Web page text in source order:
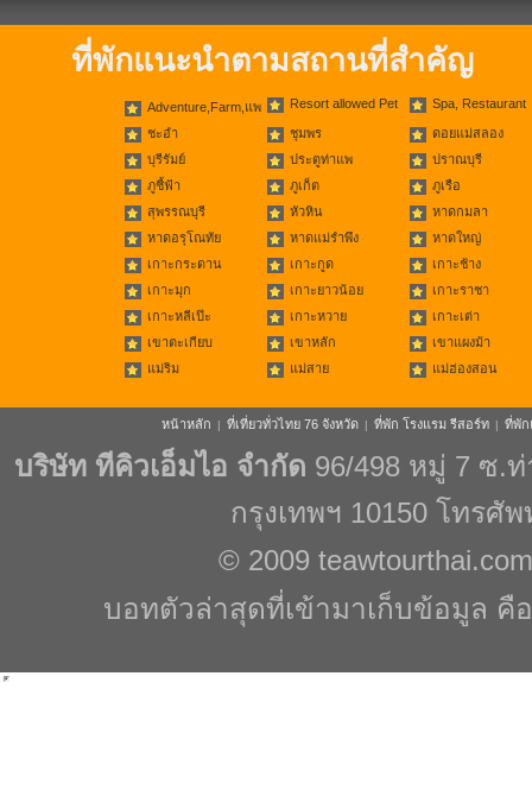
ที่พักแนะนำตามสถานที่สำคัญ
Adventure,Farm,แพ Resort allowed Pet Spa, Restaurant
ชะอำ ชุมพร
ดอยแม่สลอง
บุรีรัมย์
ประตูท่าแพ
ปราณบุรี
ภูชี้ฟ้า
ภูเก็ต
ภูเรือ
สุพรรณบุรี
หัวหิน
หาดกมลา
หาดอรุโณทัย
หาดแม่รำพึง
หาดใหญ่
เกาะกระดาน
เกาะกูด
เกาะช้าง
เกาะมุก
เกาะยาวน้อย
เกาะราชา
เกาะหลีเป๊ะ
เกาะหวาย
เกาะเต่า
เขาตะเกียบ
เขาหลัก
เขาแผงม้า
แม่ริม
แม่สาย แม่ฮ่องสอน
หน้าหลัก | ที่เที่ยวทั่วไทย 76 จังหวัด | ที่พัก โรงแรม รีสอร์ท | ที่พัก
บริษัท ทีคิวเอ็มไอ จำกัด 96/498 หมู่ 7 ซ.
กรุงเทพฯ 10150 โทรศั
© 2009 teawtourthai.com
บอทตัวล่าสุดที่เข้ามาเก็บข้อมูล คือ